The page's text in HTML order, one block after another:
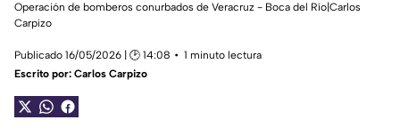
Operación de bomberos conurbados de Veracruz - Boca del Río|Carlos
Carpizo
Publicado 16/05/2026 | 🕑 14:08
1 minuto lectura
Escrito por: Carlos Carpizo